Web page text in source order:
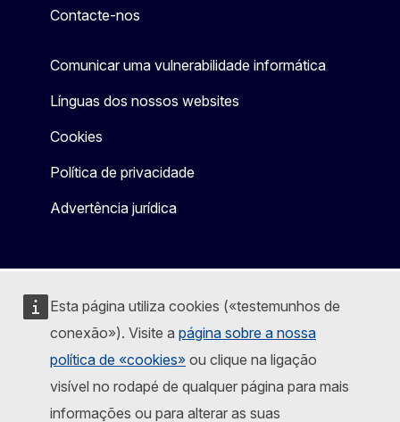
Esta página utiliza cookies («testemunhos de
conexão»). Visite a página sobre a nossa
política de «cookies» ou clique na ligação
visível no rodapé de qualquer página para mais
informações ou para alterar as suas
Contacte-nos
Comunicar uma vulnerabilidade informática
Línguas dos nossos websites
Cookies
Política de privacidade
Advertência jurídica